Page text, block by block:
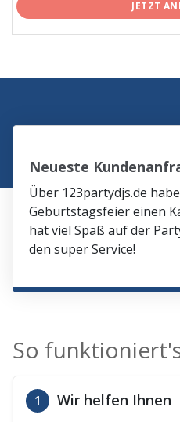
JETZT
Neueste
Über 123partydjs.de
Geburtstagsfeier einen
hat viel Spaß auf der
den super Service!
So
1 Wir helfen Ihnen